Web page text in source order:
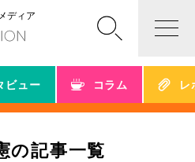
ディア
ビュー コラム レ
の記事一覧